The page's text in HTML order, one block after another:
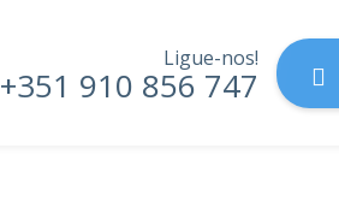
Ligue-nos!
+351 910 856 747